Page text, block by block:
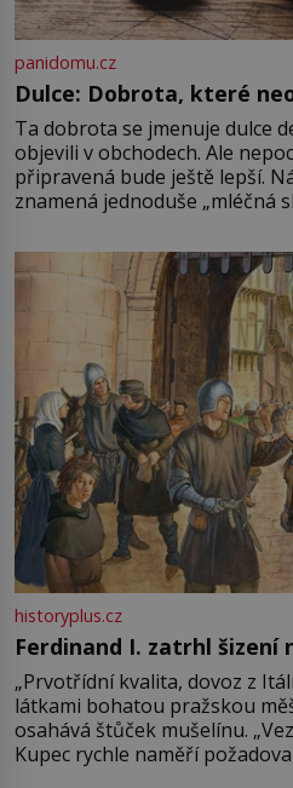
panidomu.cz
Dulce: Dobrota, které
Ta dobrota se jmenuje dulce
objevili v obchodech. Ale
připravená bude ještě lepší.
znamená jednoduše „mléčná
pře hned několik
Francie, kde se traduje,
historyplus.cz
Ferdinand I. zatrhl šizení
„Prvotřídní kvalita, dovoz z
látkami bohatou pražskou
osahává štůček mušelínu.
Kupec rychle naměří